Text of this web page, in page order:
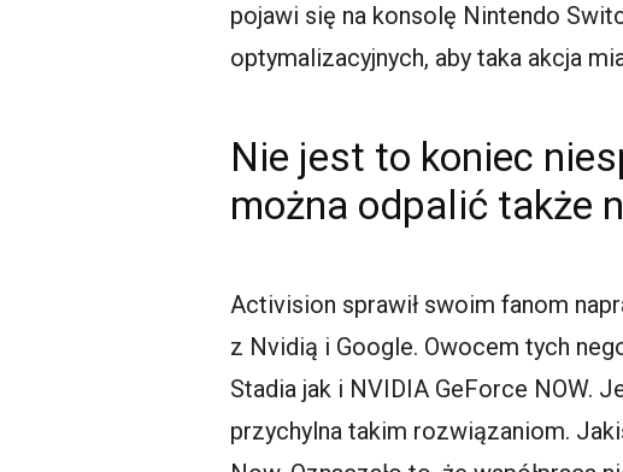
pojawi się na konsolę Nintendo
optymalizacyjnych, aby taka akcja
Nie jest to koniec
można odpalić także
Activision sprawił swoim fanom
z Nvidią i Google. Owocem tych
Stadia jak i NVIDIA GeForce NOW.
przychylna takim rozwiązaniom.